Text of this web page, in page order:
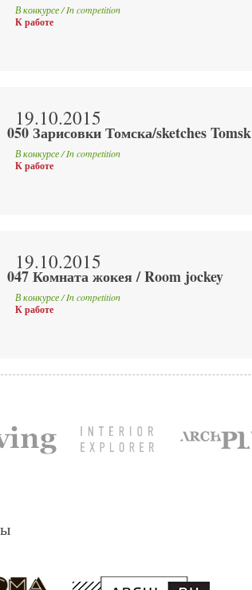
В конкурсе / In competition
К работе
19.10.2015
050 Зарисовки Томска/sketches Tomsk
В конкурсе / In competition
К работе
19.10.2015
047 Комната жокея / Room jockey
В конкурсе / In competition
К работе